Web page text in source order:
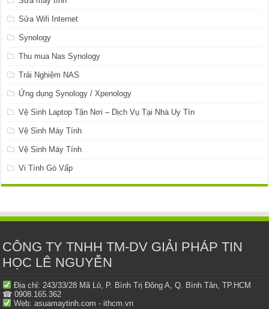
Sửa Wifi Internet
Synology
Thu mua Nas Synology
Trải Nghiệm NAS
Ứng dụng Synology / Xpenology
Vệ Sinh Laptop Tận Nơi – Dịch Vụ Tại Nhà Uy Tín
Vệ Sinh Máy Tính
Vệ Sinh Máy Tính
Vi Tính Gò Vấp
CÔNG TY TNHH TM-DV GIẢI PHÁP TIN
HỌC LÊ NGUYỄN
Địa chỉ: 243/33/28 Mã Lò, P. Bình Trị Đông A, Q. Bình Tân, TP.HCM
☎ 0908.165.362
Web: asuamaytinh.com - ithcm.vn